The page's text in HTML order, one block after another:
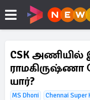
CSK
ராமகிருஷ்ணா
யார்?
MS Dhoni Chennai Super